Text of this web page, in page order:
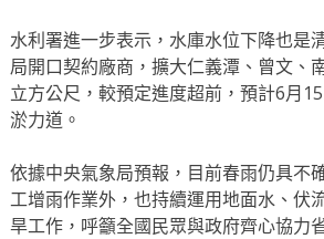
水利署進一步表示，水庫水位下降也是
局開口契約廠商，擴大仁義潭、曾文、
立方公尺，較預定進度超前，預計6月
淤力道。
依據中央氣象局預報，目前春雨仍具不
工增雨作業外，也持續運用地面水、伏
旱工作，呼籲全國民眾與政府齊心協力